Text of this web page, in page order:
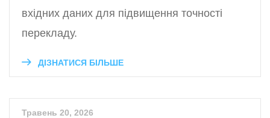
вхідних даних для підвищення точності
перекладу.
ДІЗНАТИСЯ БІЛЬШЕ
Травень 20, 2026